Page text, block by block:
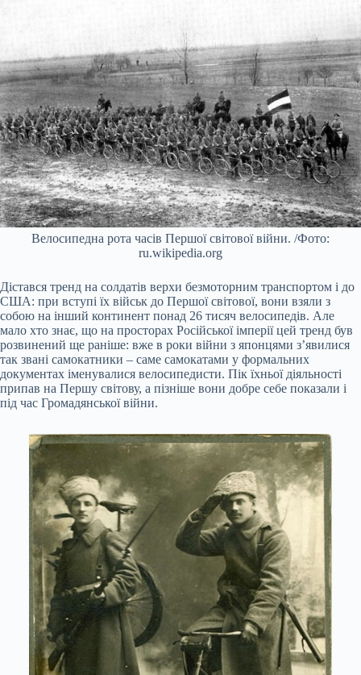
Велосипедна рота часів Першої світової війни. /Фото:
ru.wikipedia.org
Дістався тренд на солдатів верхи безмоторним транспортом і до
США: при вступі їх військ до Першої світової, вони взяли з
собою на інший континент понад 26 тисяч велосипедів. Але
мало хто знає, що на просторах Російської імперії цей тренд був
розвинений ще раніше: вже в роки війни з японцями з’явилися
так звані самокатники – саме самокатами у формальних
документах іменувалися велосипедисти. Пік їхньої діяльності
припав на Першу світову, а пізніше вони добре себе показали і
під час Громадянської війни.